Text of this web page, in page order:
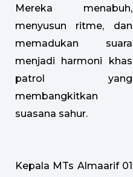
Mereka menabuh,
menyusun ritme, dan
memadukan suara
menjadi harmoni khas
patrol yang
membangkitkan
suasana sahur.
Kepala MTs Almaarif 01